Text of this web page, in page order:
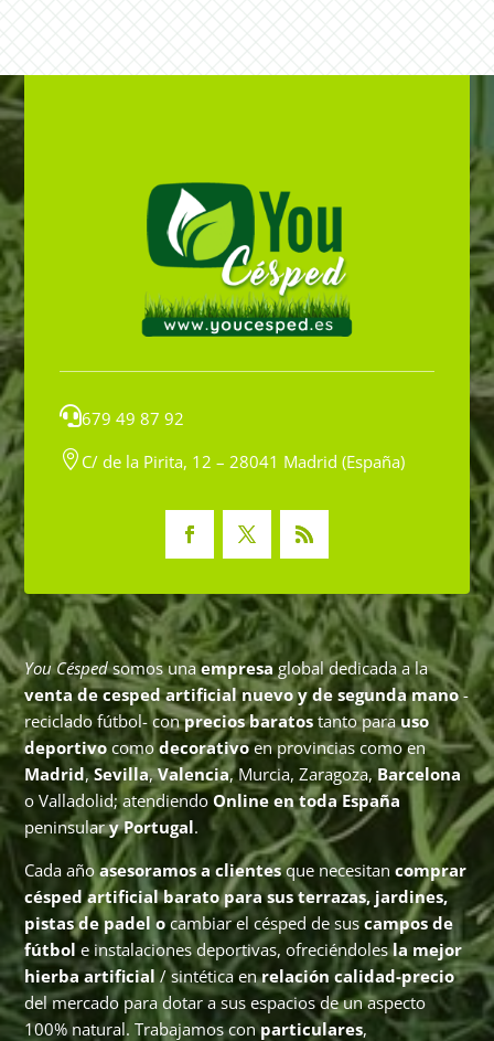
679 49 87 92
 C/ de la Pirita, 12 – 28041 Madrid (España)
You Céspedsomos unaempresaglobal dedicada a la
venta de cesped artificial nuevo y de segunda mano-
reciclado fútbol- conprecios baratostanto parauso
deportivo comodecorativoen provincias como en
Madrid,Sevilla,Valencia, Murcia, Zaragoza,Barcelona
o Valladolid; atendiendoOnline en toda España
peninsulary Portugal.
Cada añoasesoramos a clientesque necesitancomprar
césped artificial barato para sus terrazas, jardines,
pistas de padel ocambiar el césped de suscampos de
fútbol e instalaciones deportivas, ofreciéndolesla mejor
hierba artificial/ sintética enrelación calidad-precio
del mercado para dotar a sus espacios de un aspecto
100% natural. Trabajamos conparticulares,